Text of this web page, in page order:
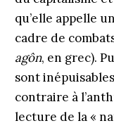
qu’elle appelle
cadre de
agôn, en grec).
sont
contraire à
lecture de la «